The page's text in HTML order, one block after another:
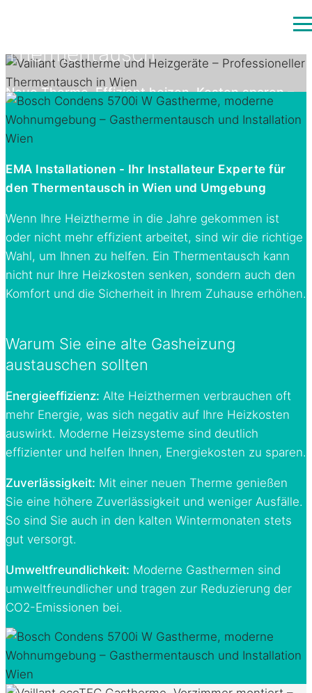
Thermentausch
Neue Therme, Effizient heizen, Kosten sparen –
Thermentausch vom Profi in Wien und
Umgebung
EMA Installationen - Ihr Installateur Experte für
den Thermentausch in Wien und Umgebung
Wenn Ihre Heiztherme in die Jahre gekommen ist
oder nicht mehr effizient arbeitet, sind wir die richtige
Wahl, um Ihnen zu helfen. Ein Thermentausch kann
nicht nur Ihre Heizkosten senken, sondern auch den
Komfort und die Sicherheit in Ihrem Zuhause erhöhen.
Warum Sie eine alte Gasheizung
austauschen sollten
Energieeffizienz: Alte Heizthermen verbrauchen oft
mehr Energie, was sich negativ auf Ihre Heizkosten
auswirkt. Moderne Heizsysteme sind deutlich
effizienter und helfen Ihnen, Energiekosten zu sparen.
Zuverlässigkeit: Mit einer neuen Therme genießen
Sie eine höhere Zuverlässigkeit und weniger Ausfälle.
So sind Sie auch in den kalten Wintermonaten stets
gut versorgt.
Umweltfreundlichkeit: Moderne Gasthermen sind
umweltfreundlicher und tragen zur Reduzierung der
CO2-Emissionen bei.